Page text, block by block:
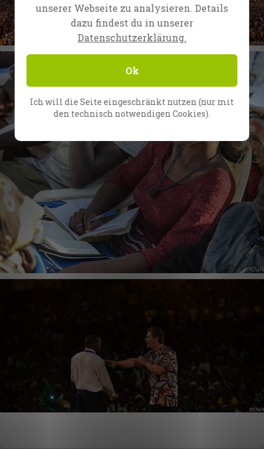
unserer Webseite zu analysieren. Details
dazu findest du in unserer
Datenschutzerklärung.
Ok
Ich will die Seite eingeschränkt nutzen (nur mit
den technisch notwendigen Cookies).